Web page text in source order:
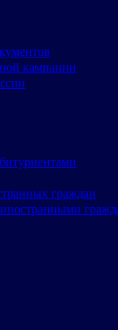
кампании
граждан